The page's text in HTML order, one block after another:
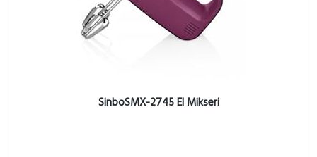
SinboSMX-2745 El Mikseri